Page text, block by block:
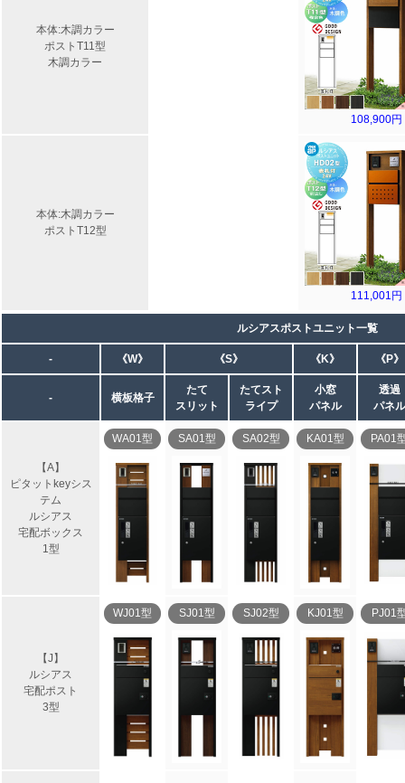
本体:木調カラー
ポストT11型
木調カラー
108,900円
本体:木調カラー
ポストT12型
111,001円
ルシアスポストユニット一覧
- 《W》 《S》 《K》 《P》
- 横板格子
たて
スリット
たてスト
ライプ
小窓
パネル
透過
パネル
【A】
ピタットkeyシス
テム
ルシアス
宅配ボックス
1型
WA01型 SA01型 SA02型 KA01型 PA01
【J】
ルシアス
宅配ポスト
3型
WJ01型 SJ01型 SJ02型 KJ01型 PJ01